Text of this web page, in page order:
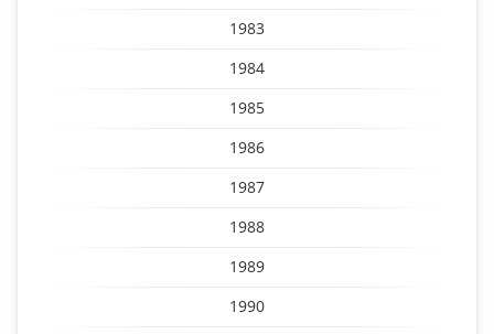
1983
1984
1985
1986
1987
1988
1989
1990